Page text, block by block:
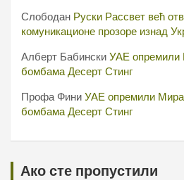
Слободан Руски Рассвет већ
комуникационе прозоре изнад
Алберт Бабински УАЕ опремили
бомбама Десерт Стинг
Профа Фини УАЕ опремили
бомбама Десерт Стинг
Ако сте пропустили